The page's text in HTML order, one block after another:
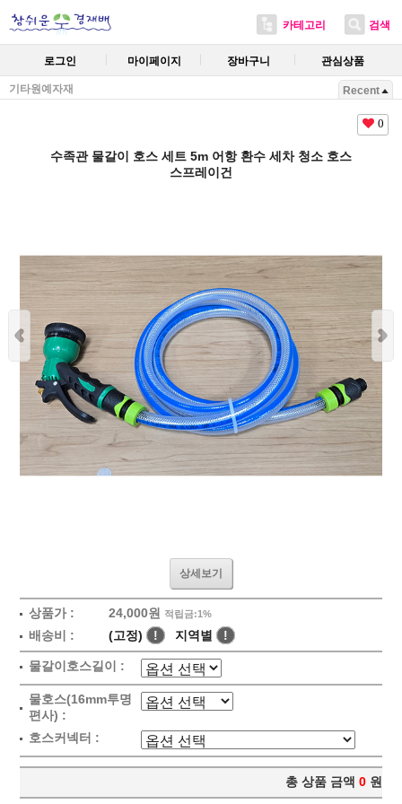
카테고리 검색
로그인 마이페이지 장바구니 관심상품
기타원예자재 Recent
0
수족관 물갈이 호스 세트 5m 어항 환수 세차 청소 호스
스프레이건
상세보기
상품가 : 24,000원 적립금:1%
배송비 : (고정) ! 지역별 !
물갈이호스길이 :
물호스(16mm투명
편사) :
호스커넥터 :
총 상품 금액 0 원